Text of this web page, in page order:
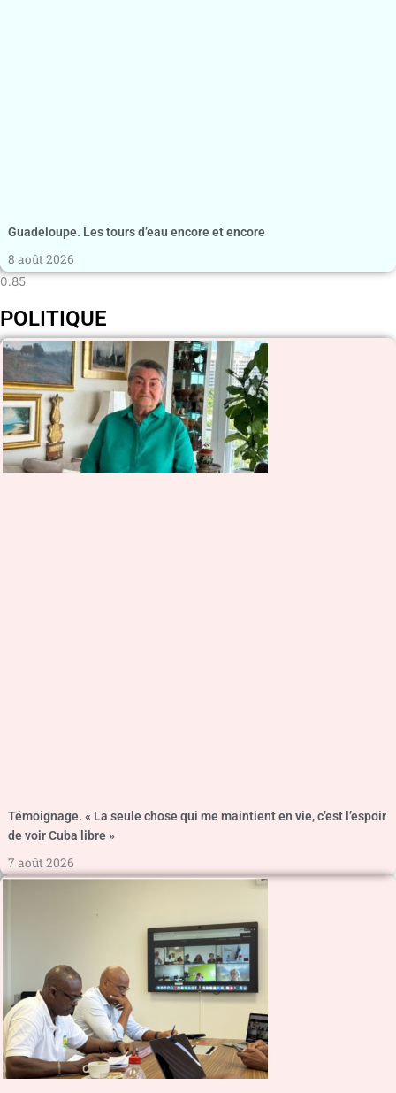
Guadeloupe. Les tours d’eau encore et encore
8 août 2026
POLITIQUE
Témoignage. « La seule chose qui me maintient en vie, c’est l’espoir
de voir Cuba libre »
7 août 2026